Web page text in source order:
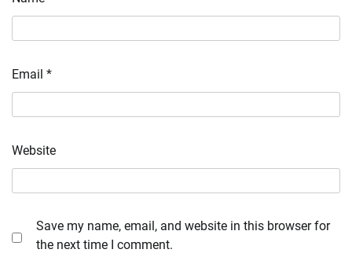
Email *
Website
Save my name, email, and website in this browser for
the next time I comment.